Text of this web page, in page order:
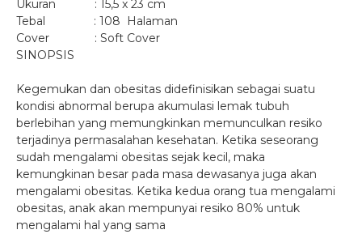
Ukuran : 15,5 x 23 cm
Tebal : 108 Halaman
Cover : Soft Cover
SINOPSIS
Kegemukan dan obesitas didefinisikan sebagai suatu
kondisi abnormal berupa akumulasi lemak tubuh
berlebihan yang memungkinkan memunculkan resiko
terjadinya permasalahan kesehatan. Ketika seseorang
sudah mengalami obesitas sejak kecil, maka
kemungkinan besar pada masa dewasanya juga akan
mengalami obesitas. Ketika kedua orang tua mengalami
obesitas, anak akan mempunyai resiko 80% untuk
mengalami hal yang sama